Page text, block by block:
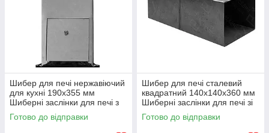
Шибер для печі нержавіючий
для кухні 190х355 мм
Шиберні заслінки для печі з
нержавійки Пічні засувки
димоходу
Готово до відправки
Шибер для печі сталевий
квадратний 140х140х360 мм
Шиберні заслінки для печі зі
сталі Пічні засувки димоходу
Готово до відправки